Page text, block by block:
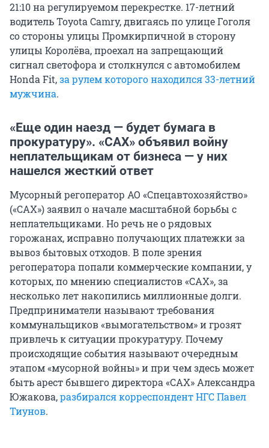
21:10 на регулируемом перекрестке. 17-летний
водитель Toyota Camry, двигаясь по улице Гоголя
со стороны улицы Промкирпичной в сторону
улицы Королёва, проехал на запрещающий
сигнал светофора и столкнулся с автомобилем
Honda Fit,за рулем которого находился 33-летний
мужчина.
«Еще один наезд — будет бумага в
прокуратуру». «САХ» объявил войну
неплательщикам от бизнеса — у них
нашелся жесткий ответ
Мусорный регоператор АО «Спецавтохозяйство»
(«САХ») заявил о начале масштабной борьбы с
неплательщиками. Но речь не о рядовых
горожанах, исправно получающих платежки за
вывоз бытовых отходов. В поле зрения
регоператора попали коммерческие компании, у
которых, по мнению специалистов «САХ», за
несколько лет накопились миллионные долги.
Предприниматели называют требования
коммунальщиков «вымогательством» и грозят
привлечь к ситуации прокуратуру. Почему
происходящие события называют очередным
этапом «мусорной войны» и при чем здесь может
быть арест бывшего директора «САХ» Александра
Южакова,разбирался корреспондент НГС Павел
Тиунов.